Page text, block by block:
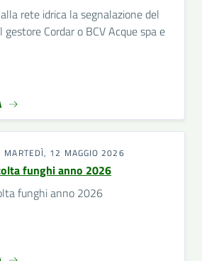
rete idrica la segnalazione del
Cordar o BCV Acque spa e
MARTEDÌ, 12 MAGGIO 2026
funghi anno 2026
funghi anno 2026